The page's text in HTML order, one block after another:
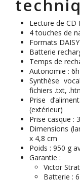
Lecture de CD
4 touches de
Formats
Batterie
Temps de
Autonomie : 6h
Synthèse
fichiers .txt,
Prise
(extérieur)
Prise casque :
Dimensions
x 4,8 cm
Poids : 950 g
Garantie :
Victor
Batterie :